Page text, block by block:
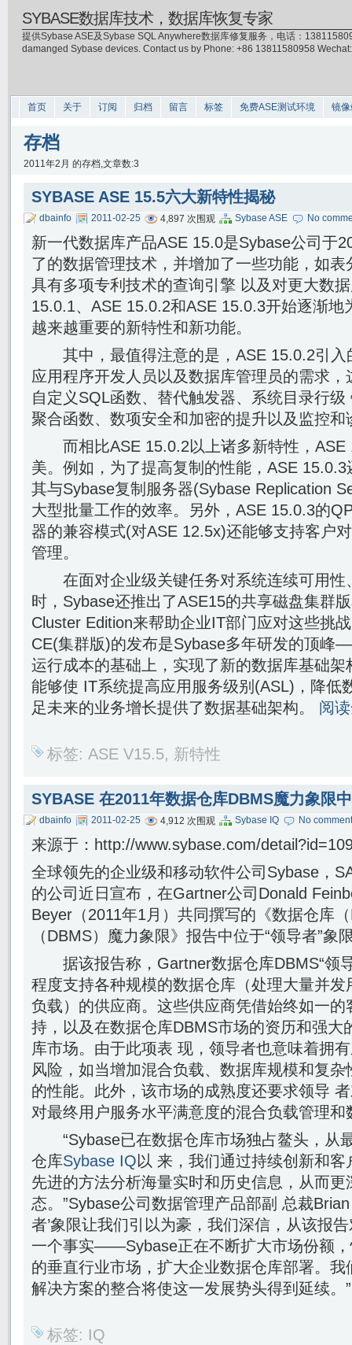
SYBASE数据库技术，数据库恢复专家
提供Sybase ASE及Sybase SQL Anywhere数据库修复服务，电话：
damanged Sybase devices. Contact us by Phone: +86 13811580958
首页 关于 订阅 归档 留言 标签 免费ASE测试环境 镜
存档
2011年2月 的存档,文章数:3
SYBASE ASE 15.5六大新特性揭秘
dbainfo 2011-02-25 4,897 次围观 Sybase ASE No
新一代数据库产品ASE 15.0是Sybase公司于
了的数据管理技术，并增加了一些功能，如
具有多项专利技术的查询引擎 以及对更大数
15.0.1、ASE 15.0.2和ASE 15.0.3开始逐渐地
越来越重要的新特性和新功能。
其中，最值得注意的是，ASE 15.0.2引入
应用程序开发人员以及数据库管理员的需求
自定义SQL函数、替代触发器、系统目录行级
聚合函数、数项安全和加密的提升以及监控
而相比ASE 15.0.2以上诸多新特性，ASE
美。例如，为了提高复制的性能，ASE
其与Sybase复制服务器(Sybase Replication
大型批量工作的效率。另外，ASE 15.0.3的
器的兼容模式(对ASE 12.5x)还能够支持客户
管理。
在面对企业级关键任务对系统连续可用性
时，Sybase还推出了ASE15的共享磁盘集群
Cluster Edition来帮助企业IT部门应对这些挑
CE(集群版)的发布是Sybase多年研发的顶峰
运行成本的基础上，实现了新的数据库基础
能够使 IT系统提高应用服务级别(ASL)，降低
足未来的业务增长提供了数据基础架构。 阅
标签: ASE V15.5, 新特性
SYBASE 在2011年数据仓库DBMS魔力象限
dbainfo 2011-02-25 4,912 次围观 Sybase IQ No comment
来源于：http://www.sybase.com/
全球领先的企业级和移动软件公司Sybase，
的公司近日宣布，在Gartner公司Donald
Beyer（2011年1月）共同撰写的《数据仓库
（DBMS）魔力象限》报告中位于“领导者”象
据该报告称，Gartner数据仓库DBMS“领导
程度支持各种规模的数据仓库（处理大量并
负载）的供应商。这些供应商凭借始终如一
持，以及在数据仓库DBMS市场的资历和强大
库市场。由于此项表 现，领导者也意味着拥
风险，如当增加混合负载、数据库规模和复
的性能。此外，该市场的成熟度还要求领导
对最终用户服务水平满意度的混合负载管理和
“Sybase已在数据仓库市场独占鳌头，从
仓库Sybase IQ以 来，我们通过持续创新和
先进的方法分析海量实时和历史信息，从而
态。”Sybase公司数据管理产品部副 总裁Brian
者’象限让我们引以为豪，我们深信，从该报
一个事实——Sybase正在不断扩大市场份额
的垂直行业市场，扩大企业数据仓库部署。
解决方案的整合将使这一发展势头得到延续。
标签: IQ